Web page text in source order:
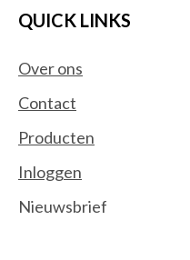
QUICK LINKS
Over ons
Contact
Producten
Inloggen
Nieuwsbrief